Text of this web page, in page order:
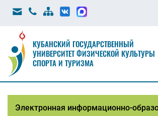
КУБАНСКИЙ ГОСУДАРСТВЕННЫЙ
УНИВЕРСИТЕТ ФИЗИЧЕСКОЙ КУЛЬТУРЫ
СПОРТА И ТУРИЗМА
Электронная информационно-